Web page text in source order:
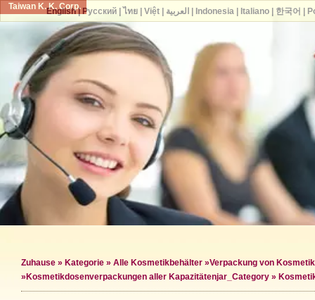
Taiwan K. K. Corp.
Zuhause » Kategorie » Alle Kosmetikbehälter »Verpackung von
» Kosmetikdosenverpackungen aller Kapazitätenjar_Category »
English| Русский| ไทย| Việt| العربية Indonesia| Italiano| 한국어